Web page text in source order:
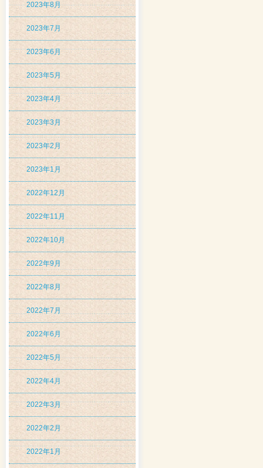
2023年8月
2023年7月
2023年6月
2023年5月
2023年4月
2023年3月
2023年2月
2023年1月
2022年12月
2022年11月
2022年10月
2022年9月
2022年8月
2022年7月
2022年6月
2022年5月
2022年4月
2022年3月
2022年2月
2022年1月